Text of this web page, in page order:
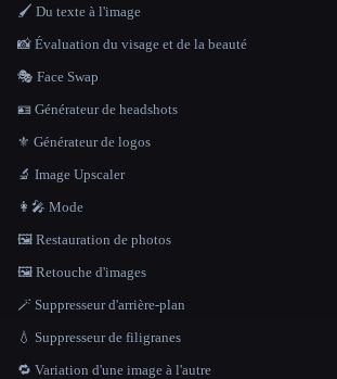
🖌️ Du texte à l'image
📸 Évaluation du visage et de la beauté
🎭 Face Swap
🪪 Générateur de headshots
⚜️ Générateur de logos
🔬 Image Upscaler
👩‍🎤 Mode
🖼️ Restauration de photos
🖼️ Retouche d'images
🪄 Suppresseur d'arrière-plan
💧 Suppresseur de filigranes
🔁 Variation d'une image à l'autre